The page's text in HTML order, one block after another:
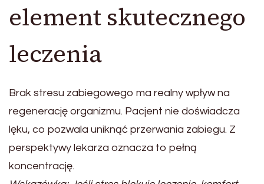
element skutecznego
leczenia
Brak stresu zabiegowego ma realny wpływ na
regenerację organizmu. Pacjent nie doświadcza
lęku, co pozwala uniknąć przerwania zabiegu. Z
perspektywy lekarza oznacza to pełną
koncentrację.